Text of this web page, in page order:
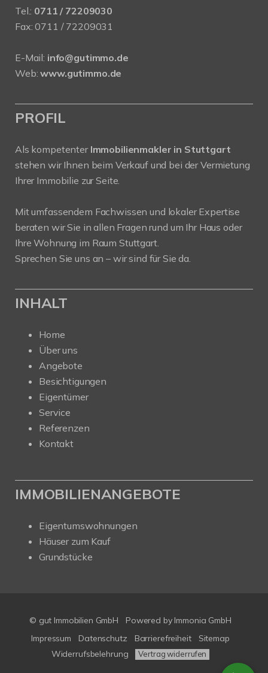
Tel.: 0711 / 72209030
Fax: 0711 / 72209031
E-Mail: info@gutimmo.de
Web:www.gutimmo.de
PROFIL
Als kompetenter Immobilienmakler in Stuttgart
stehen wir Ihnen beim Verkauf und bei der Vermietung
Ihrer Immobilie zur Seite.
Mit umfassendem Fachwissen und lokaler Expertise
beraten wir Sie in allen Fragen rund um Ihr Haus oder
Ihre Wohnung im Raum Stuttgart.
Sprechen Sie uns an – wir sind für Sie da.
INHALT
Home
Über uns
Angebote
Besichtigungen
Eigentümer
Service
Referenzen
Kontakt
IMMOBILIENANGEBOTE
Eigentumswohnungen
Häuser zum Kauf
Grundstücke
© gut Immobilien GmbH Powered by Immonia GmbH
Impressum
Datenschutz Barrierefreiheit
Sitemap
Widerrufsbelehrung
Vertrag widerrufen